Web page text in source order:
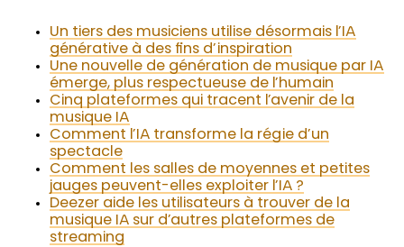
Un tiers des musiciens utilise désormais l’IA
générative à des fins d’inspiration
Une nouvelle de génération de musique par IA
émerge, plus respectueuse de l’humain
Cinq plateformes qui tracent l’avenir de la
musique IA
Comment l’IA transforme la régie d’un
spectacle
Comment les salles de moyennes et petites
jauges peuvent-elles exploiter l’IA ?
Deezer aide les utilisateurs à trouver de la
musique IA sur d’autres plateformes de
streaming